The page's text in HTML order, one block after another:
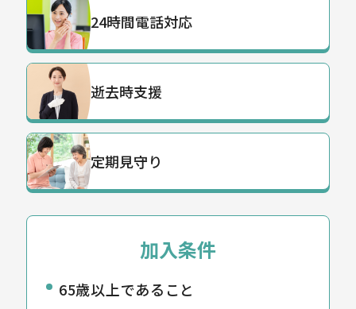
24時間電話対応
逝去時支援
定期見守り
加入条件
65歳以上であること